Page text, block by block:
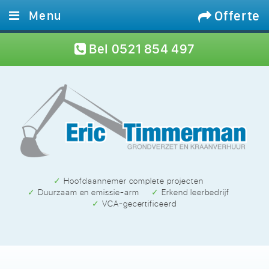
Bel 0521 854 497
Offerte
✓ Hoofdaannemer complete projecten
✓ Duurzaam en emissie-arm
✓ Erkend leerbedrijf
✓ VCA-gecertificeerd
Menu
Diensten
Materieel
Projecten
Werken bij